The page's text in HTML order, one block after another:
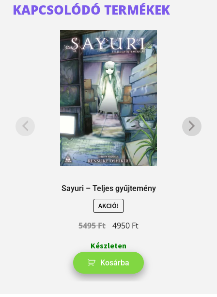
KAPCSOLÓDÓ TERMÉKEK
Sayuri – Teljes gyűjtemény
AKCIÓ!
5495Ft 4950 Ft
Készleten
Kosárba